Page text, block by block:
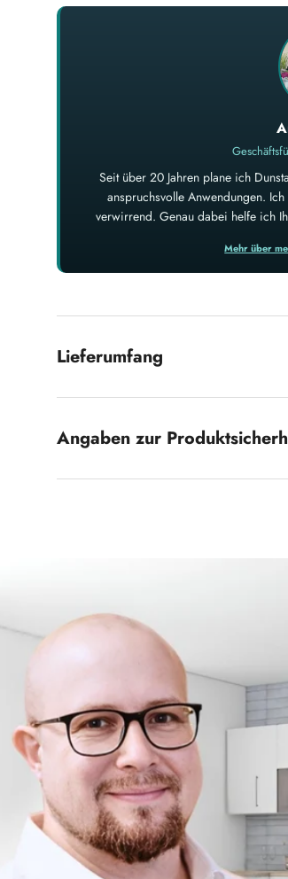
Seit über 20 Jahren plane ich
anspruchsvolle Anwendungen.
verwirrend. Genau dabei helfe ich
Mehr über
Lieferumfang
Angaben zur